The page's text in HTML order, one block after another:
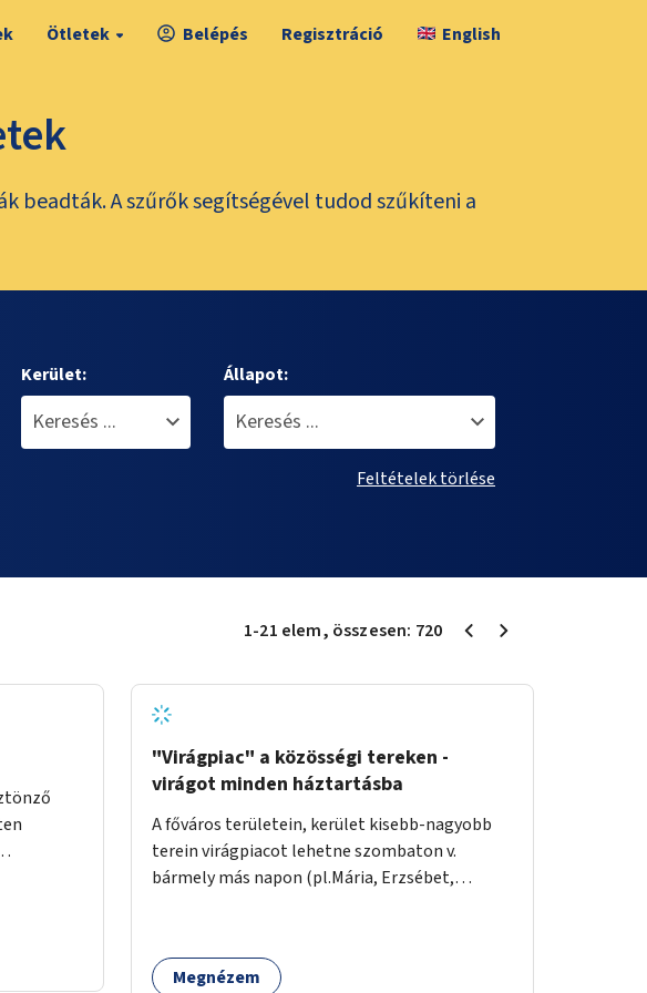
Ötletek Belépés Regisztráció English
A szűrők segítségével tudod szűkíteni a
Kerület: Állapot:
Feltételek törlése
1-21 elem, összesen: 720
betért, a
"Virágpiac" a közösségi tereken -
virágot minden háztartásba
A főváros területein, kerület kisebb-nagyobb
terein virágpiacot lehetne szombaton v.
bármely más napon (pl.Mária, Erzsébet,
helyeket, 50-150nm vagy afeletti területet (ha
sokakat érdekelne). Névleges összeget fizetne
Megnézem